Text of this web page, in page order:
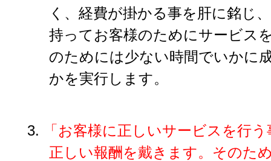
く、経費が掛かる事を肝に銘じ
持ってお客様のためにサービス
のためには少ない時間でいかに
かを実行します。
3.
「お客様に正しいサービスを行
正しい報酬を戴きます。そのた